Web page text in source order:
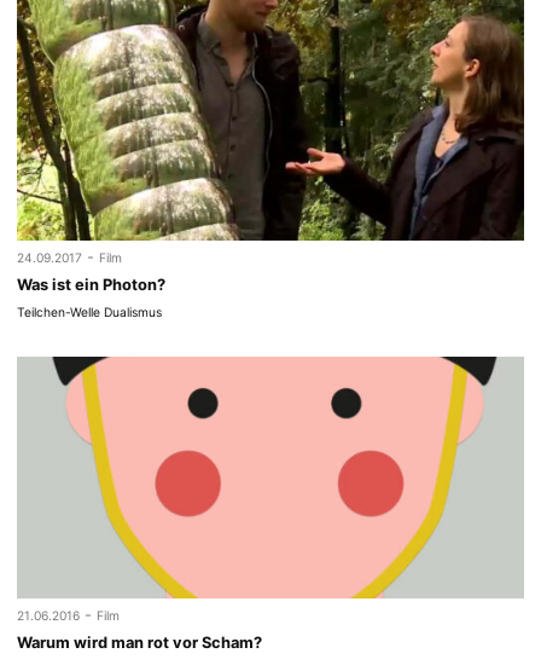
24.09.2017 - Film
Was ist ein Photon?
Teilchen-Welle Dualismus
21.06.2016 - Film
Warum wird man rot vor Scham?